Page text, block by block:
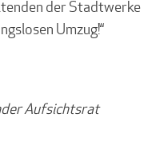
der Stadtwerke
Umzug!“
Aufsichtsrat